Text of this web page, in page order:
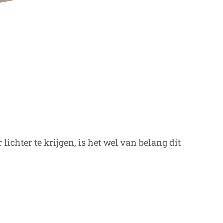
lichter te krijgen, is het wel van belang dit